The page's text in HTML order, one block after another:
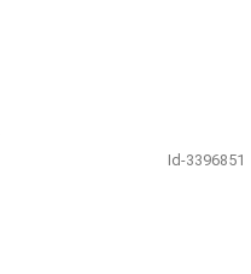
Id-3396851